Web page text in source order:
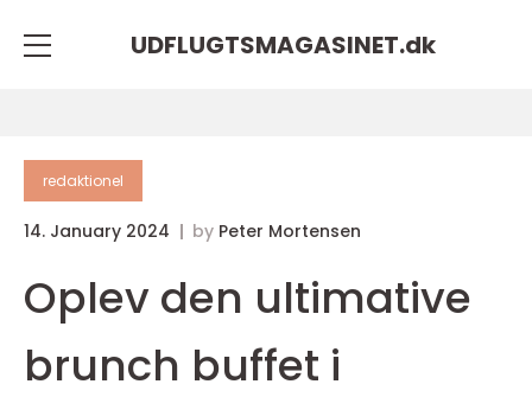
UDFLUGTSMAGASINET.dk
redaktionel
14. January 2024 by Peter Mortensen
Oplev den ultimative
brunch buffet i